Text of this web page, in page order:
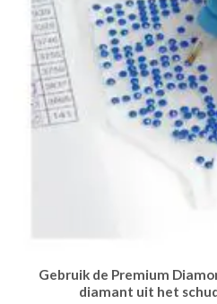
Gebruik de Premium
diamant uit het